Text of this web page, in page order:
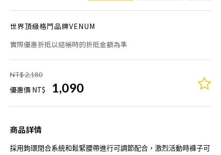
世界頂級格鬥品牌VENUM
實際優惠折抵以結帳時的折抵金額為準
NT$ 2,180
優惠價 NT$ 1,090
商品詳情
採用鉤環閉合系統和鬆緊腰帶進行可調節配合，激烈活動時褲子可